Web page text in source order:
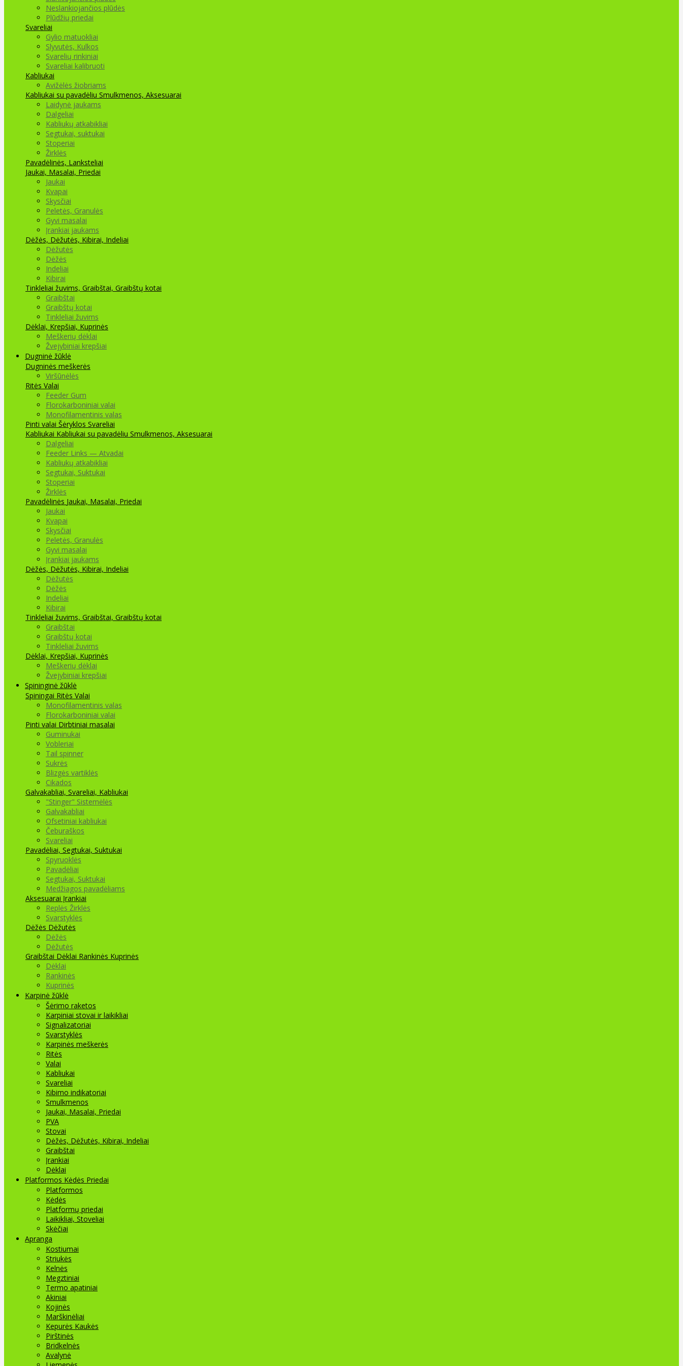
Neslankiojančios plūdės
Plūdžių priedai
Svareliai
Gylio matuokliai
Slyvutės, Kulkos
Svarelių rinkiniai
Svareliai kalibruoti
Kabliukai
Avižėlės žiobriams
Kabliukai su pavadėliu Smulkmenos, Aksesuarai
Laidynė jaukams
Dalgeliai
Kabliukų atkabikliai
Segtukai, suktukai
Stoperiai
Žirklės
Pavadėlinės, Lanksteliai
Jaukai, Masalai, Priedai
Jaukai
Kvapai
Skysčiai
Peletės, Granulės
Gyvi masalai
Įrankiai jaukams
Dėžės, Dėžutės, Kibirai, Indeliai
Dėžutės
Dėžės
Indeliai
Kibirai
Tinkleliai žuvims, Graibštai, Graibštų kotai
Graibštai
Graibštų kotai
Tinkleliai žuvims
Dėklai, Krepšiai, Kuprinės
Meškerių dėklai
Žvejybiniai krepšiai
Dugninė žūklė
Dugninės meškerės
Viršūnėlės
Ritės Valai
Feeder Gum
Florokarboniniai valai
Monofilamentinis valas
Pinti valai Šėryklos Svareliai
Kabliukai Kabliukai su pavadėliu Smulkmenos, Aksesuarai
Dalgeliai
Feeder Links — Atvadai
Kabliukų atkabikliai
Segtukai, Suktukai
Stoperiai
Žirklės
Pavadėlinės Jaukai, Masalai, Priedai
Jaukai
Kvapai
Skysčiai
Peletės, Granulės
Gyvi masalai
Įrankiai jaukams
Dėžės, Dėžutės, Kibirai, Indeliai
Dėžutės
Dėžės
Indeliai
Kibirai
Tinkleliai žuvims, Graibštai, Graibštų kotai
Graibštai
Graibštų kotai
Tinkleliai žuvims
Dėklai, Krepšiai, Kuprinės
Meškerių dėklai
Žvejybiniai krepšiai
Spininginė žūklė
Spiningai Ritės Valai
Monofilamentinis valas
Florokarboniniai valai
Pinti valai Dirbtiniai masalai
Guminukai
Vobleriai
Tail spinner
Sukrės
Blizgės vartiklės
Cikados
Galvakabliai, Svareliai, Kabliukai
"Stinger" Sistemėlės
Galvakabliai
Ofsetiniai kabliukai
Čeburaškos
Svareliai
Pavadėliai, Segtukai, Suktukai
Spyruoklės
Pavadėliai
Segtukai, Suktukai
Medžiagos pavadėliams
Aksesuarai Įrankiai
Replės Žirklės
Svarstyklės
Dėžės Dėžutės
Dėžės
Dėžutės
Graibštai Dėklai Rankinės Kuprinės
Dėklai
Rankinės
Kuprinės
Karpinė žūklė
Šėrimo raketos
Karpiniai stovai ir laikikliai
Signalizatoriai
Svarstyklės
Karpinės meškerės
Ritės
Valai
Kabliukai
Svareliai
Kibimo indikatoriai
Smulkmenos
Jaukai, Masalai, Priedai
PVA
Stovai
Dėžės, Dėžutės, Kibirai, Indeliai
Graibštai
Įrankiai
Dėklai
Platformos Kėdės Priedai
Platformos
Kėdės
Platformų priedai
Laikikliai, Stoveliai
Skėčiai
Apranga
Kostiumai
Striukės
Kelnės
Megztiniai
Termo apatiniai
Akiniai
Kojinės
Marškinėliai
Kepurės Kaukės
Pirštinės
Bridkelnės
Avalynė